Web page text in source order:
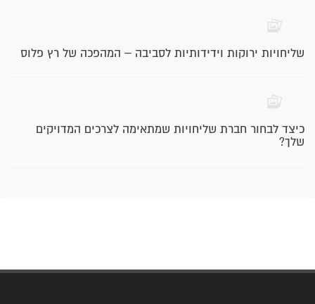
שליחויות ירוקות וידידותיות לסביבה – המהפכה של רץ פלוס
כיצד לבחור חברת שליחויות שמתאימה לצרכים המדויקים
שלך?